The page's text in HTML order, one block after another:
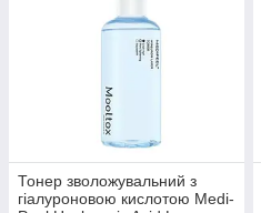
Тонер зволожувальний з
гіалуроновою кислотою Medi-